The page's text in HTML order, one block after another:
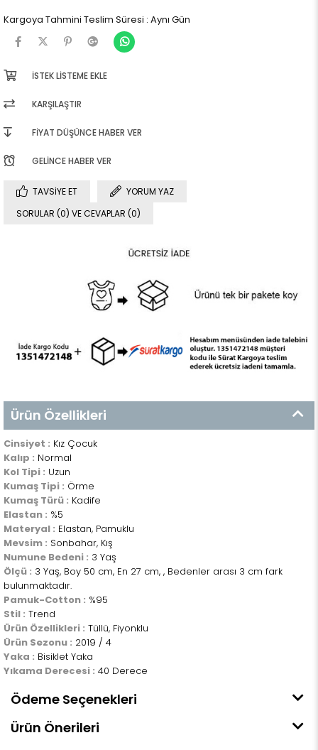
Kargoya Tahmini Teslim Süresi : Aynı Gün
İSTEK LISTEME EKLE
KARŞILAŞTIR
FIYAT DÜŞÜNCE HABER VER
GELINCE HABER VER
TAVSIYE ET
YORUM YAZ
SORULAR (0) VE CEVAPLAR (0)
Ürün Özellikleri
Cinsiyet : Kız Çocuk
Kalıp : Normal
Kol Tipi : Uzun
Kumaş Tipi : Örme
Kumaş Türü : Kadife
Elastan : %5
Materyal : Elastan, Pamuklu
Mevsim : Sonbahar, Kış
Numune Bedeni : 3 Yaş
Ölçü : 3 Yaş, Boy 50 cm, En 27 cm, , Bedenler arası 3 cm fark
bulunmaktadır.
Pamuk-Cotton : %95
Stil : Trend
Ürün Özellikleri : Tüllü, Fiyonklu
Ürün Sezonu : 2019 / 4
Yaka : Bisiklet Yaka
Yıkama Derecesi : 40 Derece
Ödeme Seçenekleri
Ürün Önerileri